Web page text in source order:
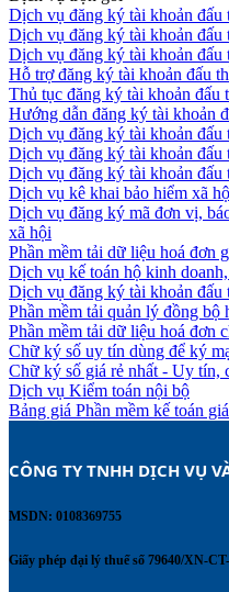
Dịch vụ đăng ký tài khoản đấu
Dịch vụ đăng ký tài khoản
Dịch vụ đăng ký tài khoản
Hỗ trợ đăng ký tài khoản đấu
Thủ tục đăng ký tài khoản đấu
Hướng dẫn đăng ký tài khoản
Dịch vụ đăng ký tài khoản đấu
Dịch vụ đăng ký tài khoản đấu
Dịch vụ đăng ký tài khoản đấu
Dịch vụ kê khai bảo hiểm xã
Dịch vụ đăng ký mã đơn vị,
xã hội
Phần mềm tải dữ liệu hoá đơn
Dịch vụ kế toán hộ kinh
Dịch vụ đăng ký tài khoản đấu
Phần mềm tải quản lý đồng bộ
Phần mềm tải dữ liệu hoá đơn
Chữ ký số uy tín dùng để ký
Chữ ký số giá rẻ nhất - Uy tín,
Dịch vụ Kiểm toán nội bộ
Bảng giá Phần mềm kế toán
CÔNG TY TNHH DỊCH VỤ
MSDN: 0108369755
Giấy phép đại lý thuế số 79640/XN-